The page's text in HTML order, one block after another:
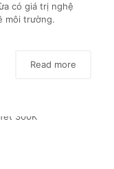
có giá trị nghệ
môi trường.
Read more